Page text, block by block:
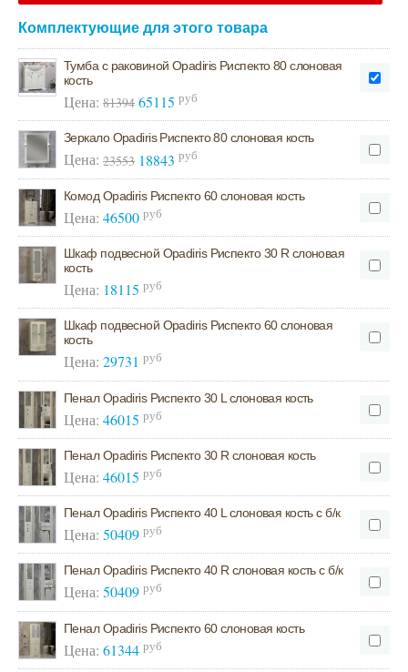
Комплектующие для этого товара
Тумба с раковиной Opadiris Риспекто 80 слоновая
кость
Цена: 81394 65115 руб
Зеркало Opadiris Риспекто 80 слоновая кость
Цена: 23553 18843 руб
Комод Opadiris Риспекто 60 слоновая кость
Цена: 46500 руб
Шкаф подвесной Opadiris Риспекто 30 R слоновая
кость
Цена: 18115 руб
Шкаф подвесной Opadiris Риспекто 60 слоновая
кость
Цена: 29731 руб
Пенал Opadiris Риспекто 30 L слоновая кость
Цена: 46015 руб
Пенал Opadiris Риспекто 30 R слоновая кость
Цена: 46015 руб
Пенал Opadiris Риспекто 40 L слоновая кость с б/к
Цена: 50409 руб
Пенал Opadiris Риспекто 40 R слоновая кость с б/к
Цена: 50409 руб
Пенал Opadiris Риспекто 60 слоновая кость
Цена: 61344 руб